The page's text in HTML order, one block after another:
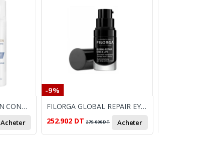
DUCRAY MELASCREEN CONCENTRE ANTI TACHES BRUNES 30ML
Acheter
-9%
FILORGA GLOBAL REPAIR EYES & LIPS 15ML
252.902 DT 279.000DT Acheter